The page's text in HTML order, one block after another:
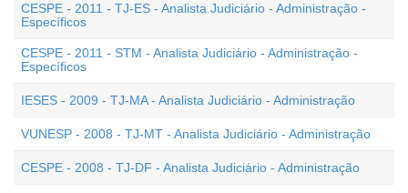
CESPE - 2011 - TJ-ES - Analista Judiciário - Administração -
Específicos
CESPE - 2011 - STM - Analista Judiciário - Administração -
Específicos
IESES - 2009 - TJ-MA - Analista Judiciário - Administração
VUNESP - 2008 - TJ-MT - Analista Judiciário - Administração
CESPE - 2008 - TJ-DF - Analista Judiciário - Administração